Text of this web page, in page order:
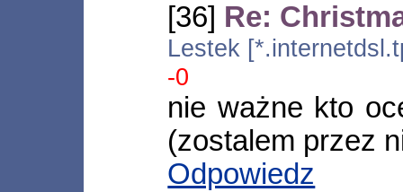
[36] Re:
Lestek
-0
nie ważne kto
(zostalem przez
Odpowiedz